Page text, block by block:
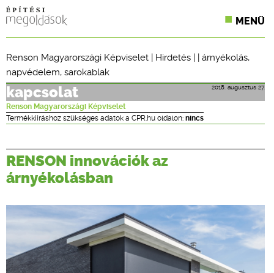
MENÜ
SZAKLAPOK
CPR TERMÉKKIÍRÁS
ONLINE KÉPZÉSEK
TERVEZÉSI SEGÉDLETEK
Renson Magyarországi Képviselet | Hirdetés | | árnyékolás,
napvédelem, sarokablak
2018. augusztus 27.
kapcsolat
Renson Magyarországi Képviselet
Termékkiíráshoz szükséges adatok a CPR.hu oldalon: nincs
RENSON innovációk az
árnyékolásban